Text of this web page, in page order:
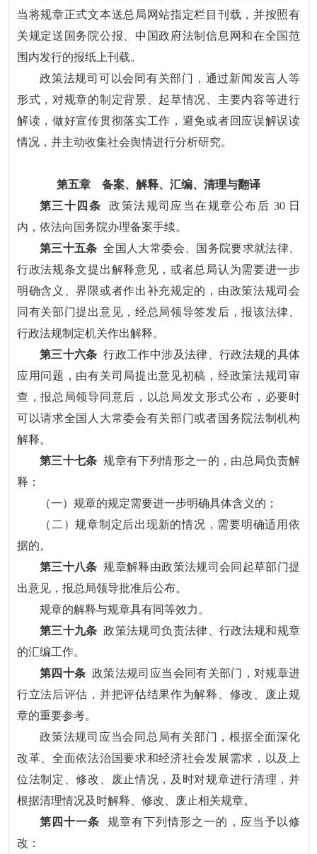
当将规章正式文本送总局网站指定栏目刊载，并按照有
关规定送国务院公报、中国政府法制信息网和在全国范
围内发行的报纸上刊载。
政策法规司可以会同有关部门，通过新闻发言人等
形式，对规章的制定背景、起草情况、主要内容等进行
解读，做好宣传贯彻落实工作，避免或者回应误解误读
情况，并主动收集社会舆情进行分析研究。
第五章 备案、解释、汇编、清理与翻译
第三十四条 政策法规司应当在规章公布后 30 日
内，依法向国务院办理备案手续。
第三十五条 全国人大常委会、国务院要求就法律、
行政法规条文提出解释意见，或者总局认为需要进一步
明确含义、界限或者作出补充规定的，由政策法规司会
同有关部门提出意见，经总局领导签发后，报该法律、
行政法规制定机关作出解释。
第三十六条 行政工作中涉及法律、行政法规的具体
应用问题，由有关司局提出意见初稿，经政策法规司审
查，报总局领导同意后，以总局发文形式公布，必要时
可以请求全国人大常委会有关部门或者国务院法制机构
解释。
第三十七条 规章有下列情形之一的，由总局负责解
释：
（一）规章的规定需要进一步明确具体含义的；
（二）规章制定后出现新的情况，需要明确适用依
据的。
第三十八条 规章解释由政策法规司会同起草部门提
出意见，报总局领导批准后公布。
规章的解释与规章具有同等效力。
第三十九条 政策法规司负责法律、行政法规和规章
的汇编工作。
第四十条 政策法规司应当会同有关部门，对规章进
行立法后评估，并把评估结果作为解释、修改、废止规
章的重要参考。
政策法规司应当会同总局有关部门，根据全面深化
改革、全面依法治国要求和经济社会发展需求，以及上
位法制定、修改、废止情况，及时对规章进行清理，并
根据清理情况及时解释、修改、废止相关规章。
第四十一条
规章有下列情形之一的，应当予以修
改：